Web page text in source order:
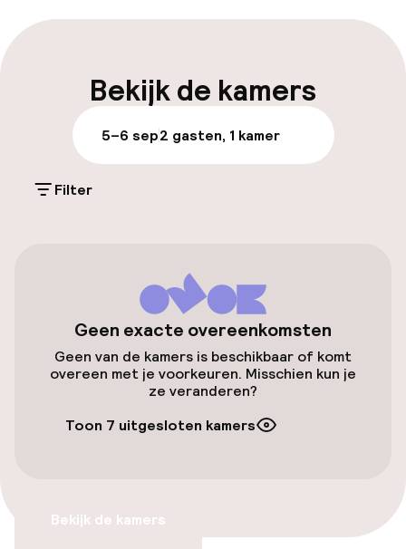
Parkeergelegenheid op eigen terrein
(buiten)
Mogelijk extra kosten
Openbaar parkeren
Overal rolstoeltoegankelijk
Lift
Entertainment
Betaalde wifi
Beleid
Bekijk de kamers
5–6 sep2 gasten, 1 kamer
Filter
Geen exacte overeenkomsten
Geen van de kamers is beschikbaar of komt
overeen met je voorkeuren. Misschien kun je
ze veranderen?
Toon 7 uitgesloten kamers
Bekijk de kamers